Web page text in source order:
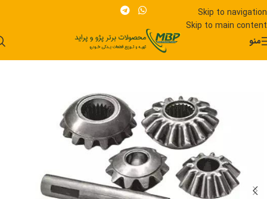
Skip to navigation
Skip to main content
منو